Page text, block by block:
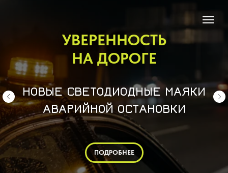
АВТОЭЛЕКТРИКА
ПОЛНЫЙ КАТАЛОГ
АВТОЭЛЕКТРИКИ
СКАЧАТЬ КАТАЛОГ